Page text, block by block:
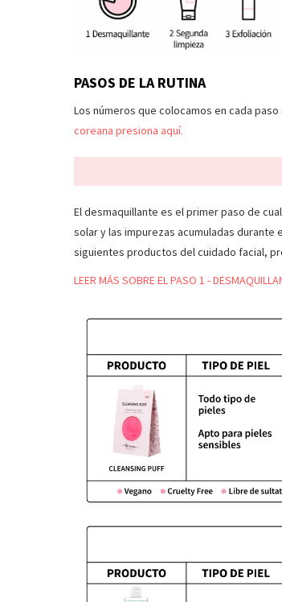
PASOS DE LA RUTINA
Los números que colocamos en cada
coreana presiona aquí.
El desmaquillante es el primer paso de
solar y las impurezas acumuladas
siguientes productos del cuidado facial,
LEER MÁS SOBRE EL PASO 1 -